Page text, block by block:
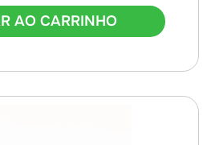
AO CARRINHO